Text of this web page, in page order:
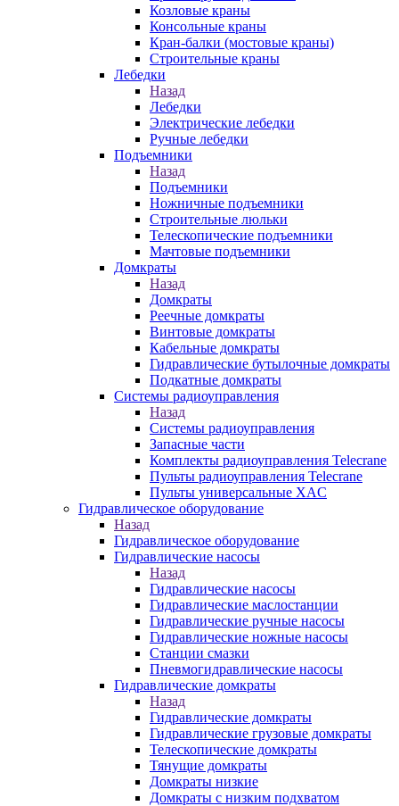
Козловые краны
Консольные краны
Кран-балки (мостовые краны)
Строительные краны
Лебедки
Назад
Лебедки
Электрические лебедки
Ручные лебедки
Подъемники
Назад
Подъемники
Ножничные подъемники
Строительные люльки
Телескопические подъемники
Мачтовые подъемники
Домкраты
Назад
Домкраты
Реечные домкраты
Винтовые домкраты
Кабельные домкраты
Гидравлические бутылочные домкраты
Подкатные домкраты
Системы радиоуправления
Назад
Системы радиоуправления
Запасные части
Комплекты радиоуправления Telecrane
Пульты радиоуправления Telecrane
Пульты универсальные XAC
Гидравлическое оборудование
Назад
Гидравлическое оборудование
Гидравлические насосы
Назад
Гидравлические насосы
Гидравлические маслостанции
Гидравлические ручные насосы
Гидравлические ножные насосы
Станции смазки
Пневмогидравлические насосы
Гидравлические домкраты
Назад
Гидравлические домкраты
Гидравлические грузовые домкраты
Телескопические домкраты
Тянущие домкраты
Домкраты низкие
Домкраты с низким подхватом